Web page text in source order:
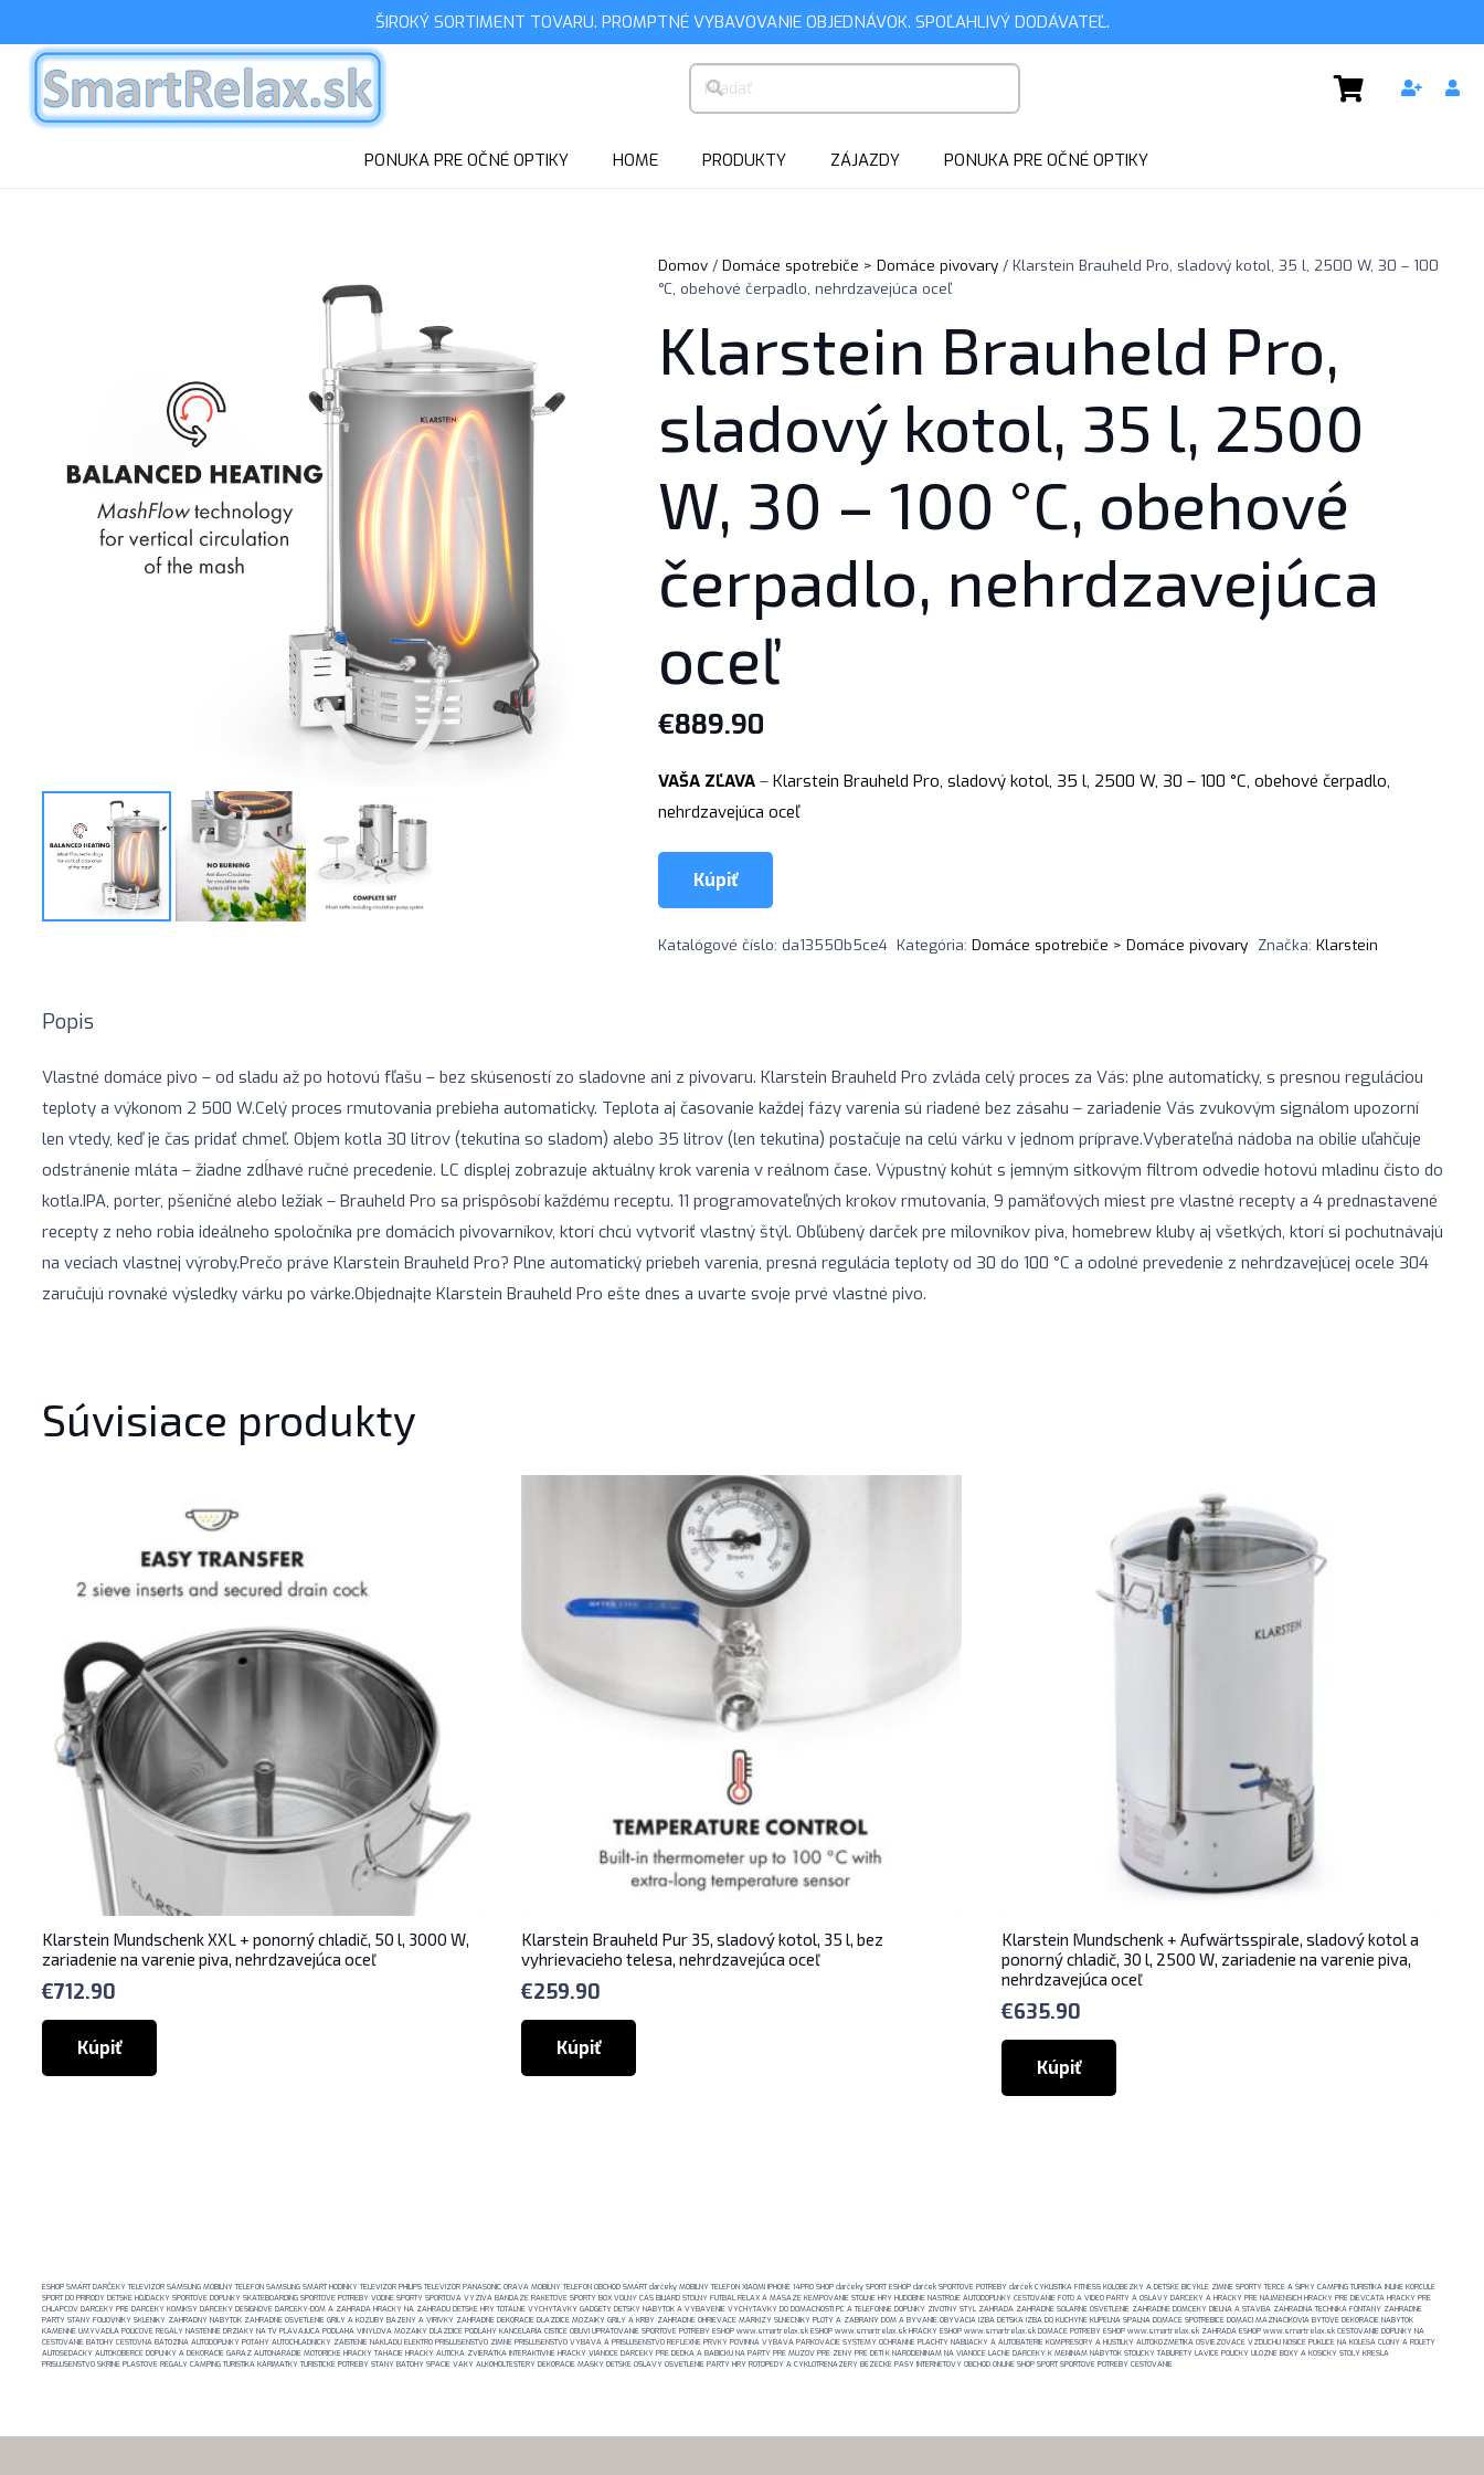
ŠIROKÝ SORTIMENT TOVARU. PROMPTNÉ VYBAVOVANIE OBJEDNÁVOK. SPOĽAHLIVÝ DODÁVATEĽ.
PONUKA PRE OČNÉ OPTIKY HOME PRODUKTY ZÁJAZDY PONUKA PRE OČNÉ OPTIKY
Domov/ Domáce spotrebiče > Domáce pivovary/ Klarstein Brauheld Pro, sladový kotol, 35 l, 2500 W, 30 – 100
°C, obehové čerpadlo, nehrdzavejúca oceľ
Klarstein Brauheld Pro,
sladový kotol, 35 l, 2500
W, 30 – 100 °C, obehové
čerpadlo, nehrdzavejúca
oceľ
€889.90
VAŠA ZĽAVA– Klarstein Brauheld Pro, sladový kotol, 35 l, 2500 W, 30 – 100 °C, obehové čerpadlo,
nehrdzavejúca oceľ
Kúpiť
Katalógové číslo: da13550b5ce4 Kategória:Domáce spotrebiče > Domáce pivovary Značka: Klarstein
Popis
Vlastné domáce pivo – od sladu až po hotovú fľašu – bez skúseností zo sladovne ani z pivovaru. Klarstein Brauheld Pro zvláda celý proces za Vás: plne automaticky, s presnou reguláciou
teploty a výkonom 2 500 W.Celý proces rmutovania prebieha automaticky. Teplota aj časovanie každej fázy varenia sú riadené bez zásahu – zariadenie Vás zvukovým signálom upozorní
len vtedy, keď je čas pridať chmeľ. Objem kotla 30 litrov (tekutina so sladom) alebo 35 litrov (len tekutina) postačuje na celú várku v jednom príprave.Vyberateľná nádoba na obilie uľahčuje
odstránenie mláta – žiadne zdĺhavé ručné precedenie. LC displej zobrazuje aktuálny krok varenia v reálnom čase. Výpustný kohút s jemným sitkovým filtrom odvedie hotovú mladinu čisto do
kotla.IPA, porter, pšeničné alebo ležiak – Brauheld Pro sa prispôsobí každému receptu. 11 programovateľných krokov rmutovania, 9 pamäťových miest pre vlastné recepty a 4 prednastavené
recepty z neho robia ideálneho spoločníka pre domácich pivovarníkov, ktorí chcú vytvoriť vlastný štýl. Obľúbený darček pre milovníkov piva, homebrew kluby aj všetkých, ktorí si pochutnávajú
na veciach vlastnej výroby.Prečo práve Klarstein Brauheld Pro? Plne automatický priebeh varenia, presná regulácia teploty od 30 do 100 °C a odolné prevedenie z nehrdzavejúcej ocele 304
zaručujú rovnaké výsledky várku po várke.Objednajte Klarstein Brauheld Pro ešte dnes a uvarte svoje prvé vlastné pivo.
Súvisiace produkty
Klarstein Mundschenk XXL + ponorný chladič, 50 l, 3000 W,
zariadenie na varenie piva, nehrdzavejúca oceľ
€712.90
Kúpiť
Klarstein Brauheld Pur 35, sladový kotol, 35 l, bez
vyhrievacieho telesa, nehrdzavejúca oceľ
€259.90
Kúpiť
Klarstein Mundschenk + Aufwärtsspirale, sladový kotol a
ponorný chladič, 30 l, 2500 W, zariadenie na varenie piva,
nehrdzavejúca oceľ
€635.90
Kúpiť
ESHOP SMART DARČEKY TELEVIZOR SAMSUNG MOBILNY TELEFON SAMSUNG SMART HODINKY TELEVIZOR PHILIPS TELEVIZOR PANASONIC ORAVA MOBILNY TELEFON OBCHOD SMART darčeky MOBILNY TELEFON XIAOMI IPHONE 14PRO SHOP darčeky SPORT ESHOP darček SPORTOVE POTREBY darček CYKLISTIKA FITNESS KOLOBEZKY A DETSKE BICYKLE ZIMNE SPORTY TERCE A SIPKY CAMPING TURISTIKA INLINE KORCULE
SPORT DO PRIRODY DETSKE HOJDACKY SPORTOVE DOPLNKY SKATEBOARDING SPORTOVE POTREBY VODNE SPORTY SPORTOVA VYZIVA BANDAZE RAKETOVE SPORTY BOX VOLNY CAS BILIARD STOLNY FUTBAL RELAX A MASAZE KEMPOVANIE STOLNE HRY HUDOBNE NASTROJE AUTODOPLNKY CESTOVANIE FOTO A VIDEO PARTY A OSLAVY DARCEKY A HRACKY PRE NAJMENSICH HRACKY PRE DIEVCATA HRACKY PRE
CHLAPCOV DARCEKY PRE DARCEKY KOMIKSY DARCEKY DESIGNOVE DARCEKY-DOM A ZAHRADA HRACKY NA ZAHRADU DETSKE HRY TOTALNE VYCHYTAVKY GADGETY DETSKY NABYTOK A VYBAVENIE VYCHYTAVKY DO DOMACNOSTI PC A TELEFONNE DOPLNKY ZIVOTNY STYL ZAHRADA ZAHRADNE SOLARNE OSVETLENIE ZAHRADNE DOMCEKY DIELNA A STAVBA ZAHRADNA TECHNIKA FONTANY ZAHRADNE
PARTY STANY FOLIOVNIKY SKLENIKY ZAHRADNY NABYTOK ZAHRADNE OSVETLENIE GRILY A KOZUBY BAZENY A VIRIVKY ZAHRADNE DEKORACIE DLAZDICE MOZAIKY GRILY A KRBY ZAHRADNE OHRIEVACE MARKIZY SLNECNIKY PLOTY A ZABRANY DOM A BYVANIE OBYVACIA IZBA DETSKA IZBA DO KUCHYNE KUPELNA SPALNA DOMACE SPOTREBICE DOMACI MAZNACIKOVIA BYTOVE DEKORACIE NABYTOK
KAMENNE UMYVADLA POLICOVE REGALY NASTENNE DRZIAKY NA TV PLAVAJUCA PODLAHA VINYLOVA MOZAIKY DLAZDICE PODLAHY KANCELARIA CISTICE OBUVI UPRATOVANIE SPORTOVE POTREBY ESHOP www.smartrelax.sk ESHOP www.smartrelax.sk HRACKY ESHOP www.smartrelax.sk DOMACE POTREBY ESHOP www.smartrelax.sk ZAHRADA ESHOP www.smartrelax.sk CESTOVANIE DOPLNKY NA
CESTOVANIE BATOHY CESTOVNA BATOZINA AUTODOPLNKY POTAHY AUTOCHLADNICKY ZAISTENIE NAKLADU ELEKTRO PRISLUSENSTVO ZIMNE PRISLUSENSTVO VYBAVA A PRISLUSENSTVO REFLEXNE PRVKY POVINNA VYBAVA PARKOVACIE SYSTEMY OCHRANNE PLACHTY NABIJACKY A AUTOBATERIE KOMPRESORY A HUSTILKY AUTOKOZMETIKA OSVIEZOVACE VZDUCHU NOSICE PUKLICE NA KOLESA CLONY A ROLETY
AUTOSEDACKY AUTOKOBERCE DOPLNKY A DEKORACIE GARAZ AUTONARADIE MOTORICKE HRACKY TAHACIE HRACKY AUTICKA ZVIERATKA INTERAKTIVNE HRACKY VIANOCE DARCEKY PRE DEDKA A BABICKU NA PARTY PRE MUZOV PRE ZENY PRE DETI K NARODENINAM NA VIANOCE LACNE DARCEKY K MENINAM NABYTOK STOLICKY TABURETY LAVICE POLICKY ULOZNE BOXY A KOSICKY STOLY KRESLA
PRISLUSENSTVO SKRINE PLASTOVE REGALY CAMPING TURISTIKA KARIMATKY TURISTICKE POTREBY STANY BATOHY SPACIE VAKY ALKOHOLTESTERY DEKORACIE MASKY DETSKE OSLAVY OSVETLENIE PARTY HRY ROTOPEDY A CYKLOTRENAZERY BEZECKE PASY INTERNETOVY OBCHOD ONLINE SHOP SPORT SPORTOVE POTREBY CESTOVANIE